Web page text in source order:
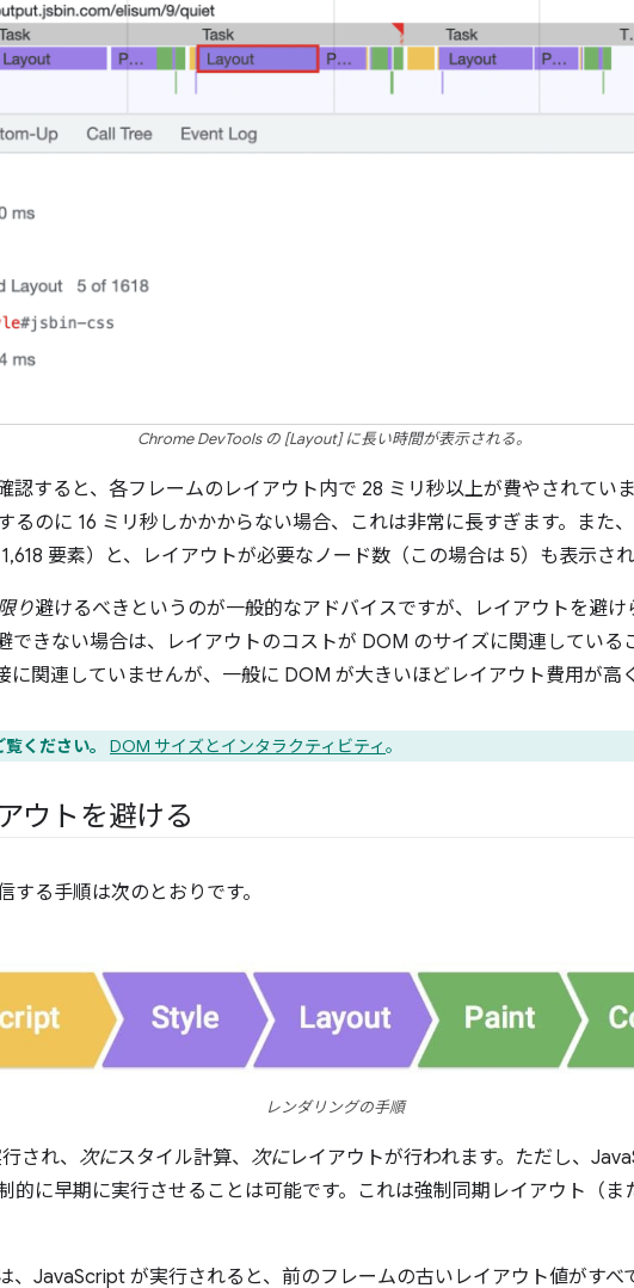
Chrome DevTools の [Layout] に長い時間が表示される。
認すると、各フレームのレイアウト内で 28 ミリ秒以上が費やされてい
るのに 16 ミリ秒しかかからない場合、これは非常に長すぎます。また
要素）と、レイアウトが必要なノード数（この場合は 5）も表示され
り避けるべきというのが一般的なアドバイスですが、レイアウトを避け
できない場合は、レイアウトのコストが DOM のサイズに関連している
に関連していませんが、一般に DOM が大きいほどレイアウト費用が高
ください。 DOM サイズとインタラクティビティ。
ウトを避ける
する手順は次のとおりです。
レンダリングの手順
され、 次にスタイル計算、 次にレイアウトが行われます。ただし、
的に早期に実行させることは可能です。これは強制同期レイアウト （
、JavaScript が実行されると、前のフレームの古いレイアウト値がすべ